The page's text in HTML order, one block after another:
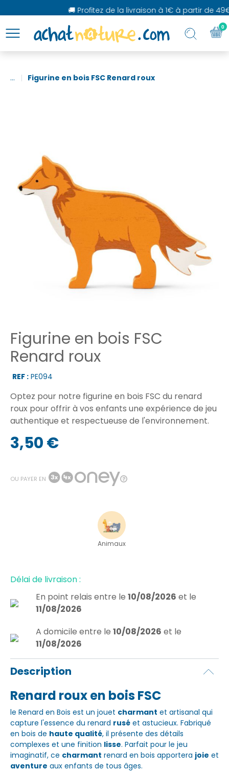
🚚 Profitez de la livraison à 1€ à partir de
... Figurine en bois FSC Renard roux
Figurine en bois FSC
Renard roux
REF : PE094
Optez pour notre figurine en bois FSC du renard
roux pour offrir à vos enfants une expérience de jeu
authentique et respectueuse de l'environnement.
3,50 €
OU PAYER EN
Animaux
Délai de livraison :
En point relais entre le 10/08/2026 et le
11/08/2026
A domicile entre le 10/08/2026 et le
11/08/2026
Description
Renard roux en bois FSC
le Renard en Bois est un jouet charmant et artisanal qui
capture l'essence du renard rusé et astucieux. Fabriqué
en bois de haute qualité, il présente des détails
complexes et une finition lisse. Parfait pour le jeu
imaginatif, ce charmant renard en bois apportera joie et
aventure aux enfants de tous âges.
0